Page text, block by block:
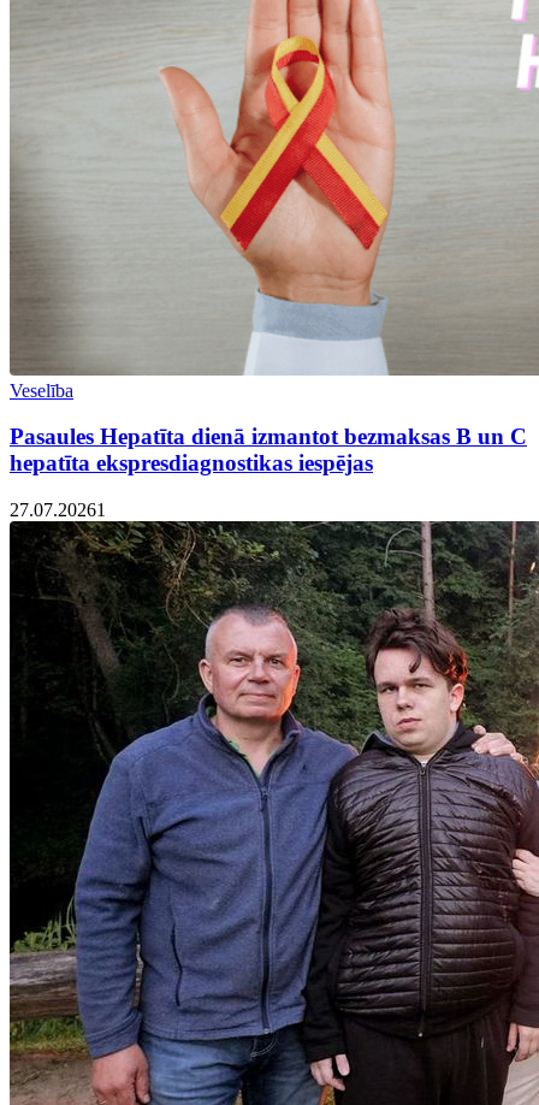
Veselība
Pasaules Hepatīta dienā izmantot bezmaksas B un C
hepatīta ekspresdiagnostikas iespējas
27.07.20261